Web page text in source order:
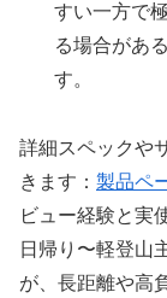
すい一方で
る場合があ
す。
詳細スペックや
きます： 製品ペ
ビュー経験と実
日帰り〜軽登山
が、長距離や高